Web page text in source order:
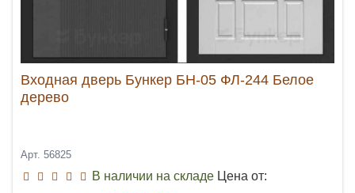
Входная дверь Бункер БН-05 ФЛ-244 Белое
дерево
Арт. 56825
В наличии на складе Цена от: